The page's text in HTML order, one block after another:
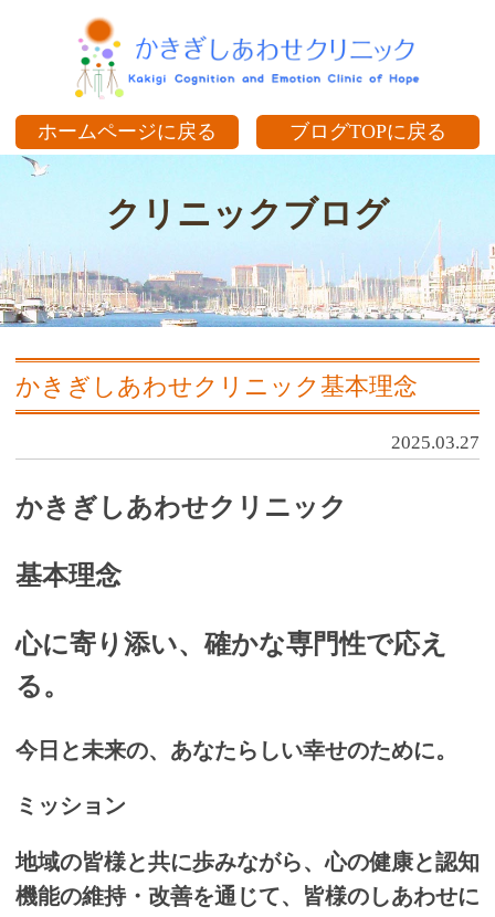
ホームページに戻る ブログTOPに戻る
クリニックブログ
かきぎしあわせクリニック基本理念
2025.03.27
かきぎしあわせクリニック
基本理念
心に寄り添い、確かな専門性で応え
る。
今日と未来の、あなたらしい幸せのために。
ミッション
地域の皆様と共に歩みながら、心の健康と認知
機能の維持・改善を通じて、皆様のしあわせに